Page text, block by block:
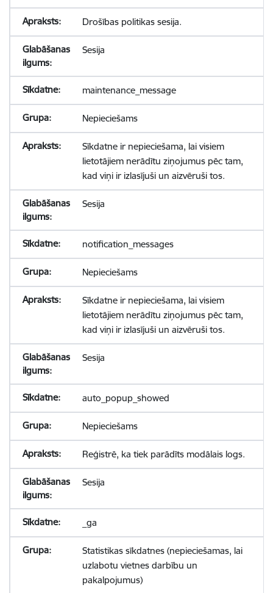
Drošības politikas sesija.
Sesija
maintenance_message
Nepieciešams
Sīkdatne ir nepieciešama, lai visiem
lietotājiem nerādītu ziņojumus pēc tam,
kad viņi ir izlasījuši un aizvēruši tos.
Sesija
notification_messages
Nepieciešams
Sīkdatne ir nepieciešama, lai visiem
lietotājiem nerādītu ziņojumus pēc tam,
kad viņi ir izlasījuši un aizvēruši tos.
Sesija
auto_popup_showed
Nepieciešams
Reģistrē, ka tiek parādīts modālais logs.
Sesija
_ga
Statistikas sīkdatnes (nepieciešamas, lai
uzlabotu vietnes darbību un
pakalpojumus)